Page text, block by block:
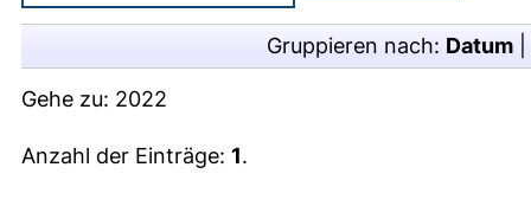
Gruppieren nach: Datum
Gehe zu: 2022
Anzahl der Einträge: 1.